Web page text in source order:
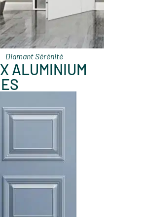
Diamant Sérénité
ALUMINIUM